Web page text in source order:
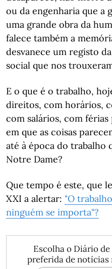
ou da engenharia que a
uma grande obra da
falece também a
desvanece um registo
social que nos
E o que é o trabalho,
direitos, com horários,
com salários, com férias
em que as coisas
até à época do trabalho
Notre Dame?
Que tempo é este, que
XXI a alertar: "O
ninguém se importa"?
Escolha o Diário
preferida de notícias